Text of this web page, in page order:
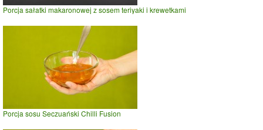
Porcja sałatki makaronowej z sosem teriyaki i krewetkami
Porcja sosu Seczuański Chilli Fusion